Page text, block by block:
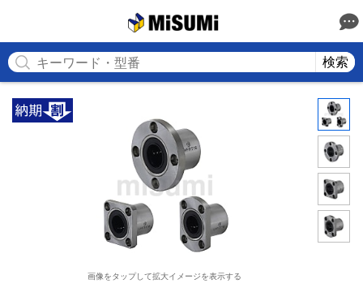
検索
画像をタップして拡大イメージを表示する